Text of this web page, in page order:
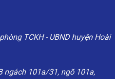
TCKH - UBND huyện Hoài
ngách 101a/31, ngõ 101a,